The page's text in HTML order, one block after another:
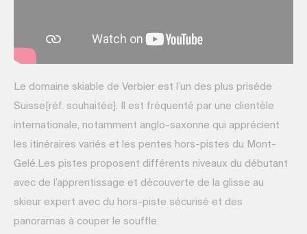
Le domaine skiable de Verbier est l’un des plus priséde
Suisse[réf. souhaitée]. Il est fréquenté par une clientèle
internationale, notamment anglo-saxonne qui apprécient
les itinéraires variés et les pentes hors-pistes du Mont-
Gelé.Les pistes proposent différents niveaux du débutant
avec de l’apprentissage et découverte de la glisse au
skieur expert avec du hors-piste sécurisé et des
panoramas à couper le souffle.